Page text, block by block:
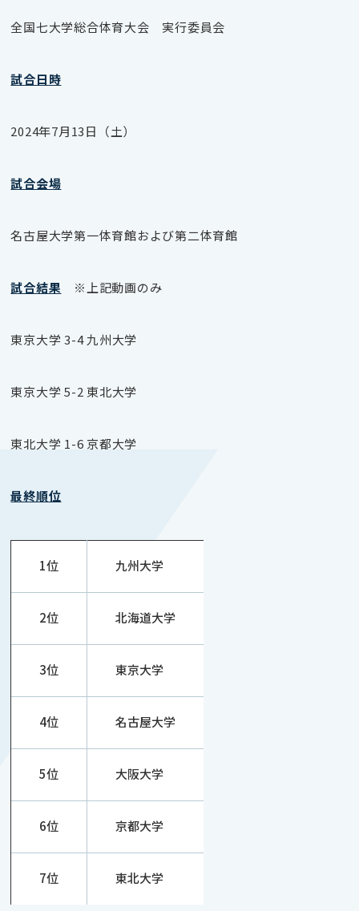
全国七大学総合体育大会 実行委員会
試合日時
2024年7月13日（土）
試合会場
名古屋大学第一体育館および第二体育館
試合結果 ※上記動画のみ
東京大学 3-4 九州大学
東京大学 5-2 東北大学
東北大学 1-6 京都大学
最終順位
1位 九州大学
2位 北海道大学
3位 東京大学
4位 名古屋大学
5位 大阪大学
6位 京都大学
7位 東北大学